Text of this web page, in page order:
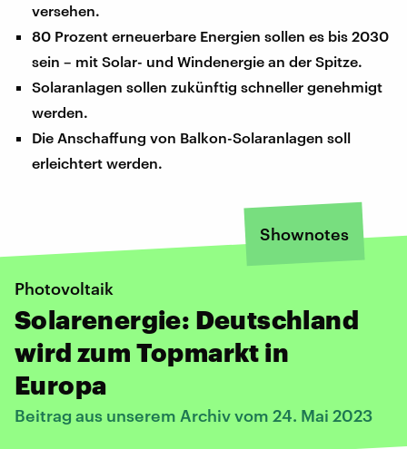
versehen.
80 Prozent erneuerbare Energien sollen es bis 2030
sein – mit Solar- und Windenergie an der Spitze.
Solaranlagen sollen zukünftig schneller genehmigt
werden.
Die Anschaffung von Balkon-Solaranlagen soll
erleichtert werden.
Shownotes
Photovoltaik
Solarenergie: Deutschland
wird zum Topmarkt in
Europa
Beitrag aus unserem Archiv vom 24. Mai 2023